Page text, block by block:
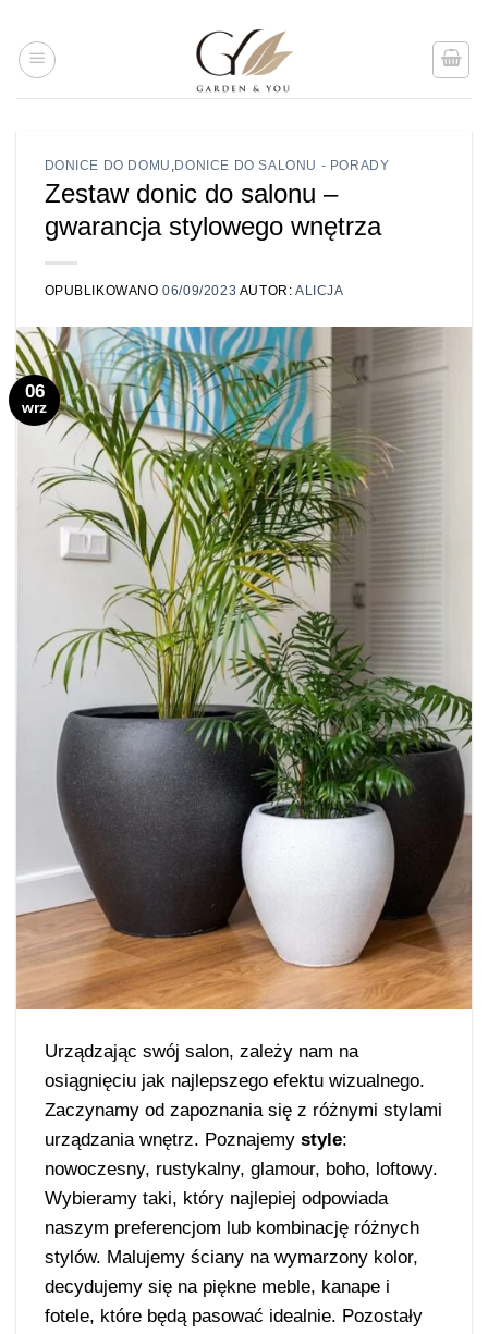
treści
DONICE DO DOMU DONICE DO SALONU - PORADY
Zestaw donic do salonu –
gwarancja stylowego wnętrza
OPUBLIKOWANO06/09/2023 AUTOR: ALICJA
06
wrz
Urządzając swój salon, zależy nam na
osiągnięciu jak najlepszego efektu wizualnego.
Zaczynamy od zapoznania się z różnymi stylami
urządzania wnętrz. Poznajemy style:
nowoczesny, rustykalny, glamour, boho, loftowy.
Wybieramy taki, który najlepiej odpowiada
naszym preferencjom lub kombinację różnych
stylów. Malujemy ściany na wymarzony kolor,
decydujemy się na piękne meble, kanape i
fotele, które będą pasować idealnie. Pozostały